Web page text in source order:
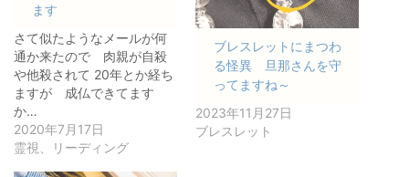
ます
さて似たようなメールが何
通か来たので 肉親が自殺
や他殺されて 20年とか経ち
ますが 成仏できてます
か…
2020年7月17日
霊視、リーディング
ブレスレットにまつわ
る怪異 旦那さんを守
ってますね～
2023年11月27日
ブレスレット